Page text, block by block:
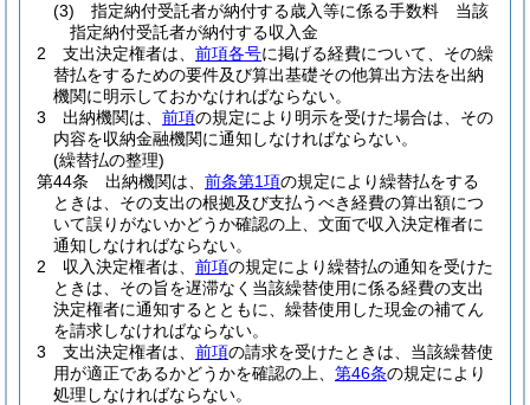
(3)
指定納付受託者が納付する歳入等に係る手数料 当該
指定納付受託者が納付する収入金
2
支出決定権者は、 前項各号に掲げる経費について、その繰
替払をするための要件及び算出基礎その他算出方法を出納
機関に明示しておかなければならない。
3
出納機関は、 前項の規定により明示を受けた場合は、その
内容を収納金融機関に通知しなければならない。
(繰替払の整理)
第44条
出納機関は、 前条第1項の規定により繰替払をする
ときは、その支出の根拠及び支払うべき経費の算出額につ
いて誤りがないかどうか確認の上、文面で収入決定権者に
通知しなければならない。
2
収入決定権者は、 前項の規定により繰替払の通知を受けた
ときは、その旨を遅滞なく当該繰替使用に係る経費の支出
決定権者に通知するとともに、繰替使用した現金の補てん
を請求しなければならない。
3
支出決定権者は、 前項の請求を受けたときは、当該繰替使
用が適正であるかどうかを確認の上、 第46条の規定により
処理しなければならない。